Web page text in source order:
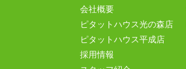
会社概要
ピタットハウス光の森店
ピタットハウス平成店
採用情報